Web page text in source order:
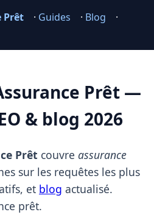
Prêt · Guides · Blog
·
Prêt —
& blog 2026
Prêt couvre assurance
sur les requêtes les plus
et blog actualisé.
prêt.